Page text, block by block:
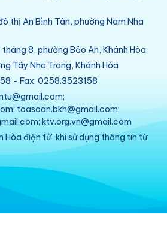
thị An Bình Tân, phường Nam Nha
8, phường Bảo An, Khánh Hòa
Tây Nha Trang, Khánh Hòa
- Fax: 0258.3523158
toasoan.bkh@gmail.com;
ktv.org.vn@gmail.com
Hòa điện tử" khi sử dụng thông tin từ